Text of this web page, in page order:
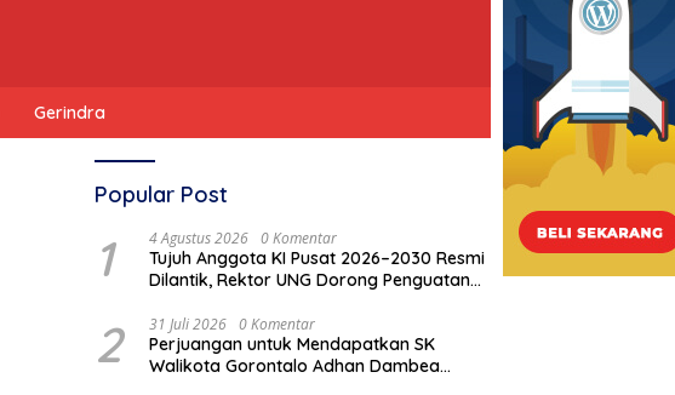
Gerindra
Popular Post
1 4 Agustus 2026 0 Komentar
Tujuh Anggota KI Pusat 2026–2030 Resmi
Dilantik, Rektor UNG Dorong Penguatan
2 31 Juli 2026 0 Komentar
Perjuangan untuk Mendapatkan SK
Walikota Gorontalo Adhan Dambea